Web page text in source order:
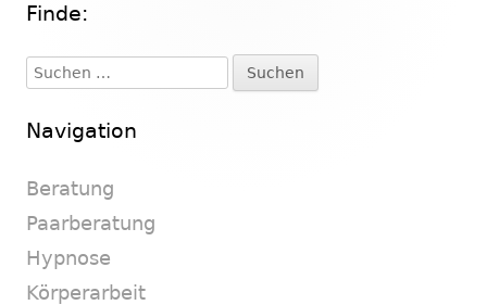
Haupt-
Seitenleiste
Finde:
Suchen
nach:
Navigation
Beratung
Paarberatung
Hypnose
Körperarbeit